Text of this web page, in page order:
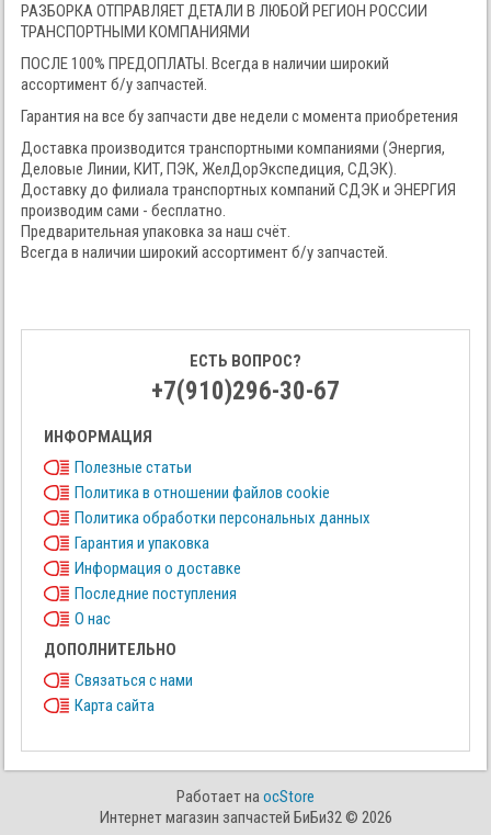
РАЗБОРКА ОТПРАВЛЯЕТ ДЕТАЛИ В ЛЮБОЙ РЕГИОН РОССИИ
ТРАНСПОРТНЫМИ КОМПАНИЯМИ
ПОСЛЕ 100% ПРЕДОПЛАТЫ. Всегда в наличии широкий
ассортимент б/у запчастей.
Гарантия на все бу запчасти две недели с момента приобретения
Доставка производится транспортными компаниями (Энергия,
Деловые Линии, КИТ, ПЭК, ЖелДорЭкспедиция, СДЭК).
Доставку до филиала транспортных компаний СДЭК и ЭНЕРГИЯ
производим сами - бесплатно.
Предварительная упаковка за наш счёт.
Всегда в наличии широкий ассортимент б/у запчастей.
ЕСТЬ ВОПРОС?
+7(910)296-30-67
ИНФОРМАЦИЯ
Полезные статьи
Политика в отношении файлов cookie
Политика обработки персональных данных
Гарантия и упаковка
Информация о доставке
Последние поступления
О нас
ДОПОЛНИТЕЛЬНО
Связаться с нами
Карта сайта
Работает наocStore
Интернет магазин запчастей БиБи32 © 2026